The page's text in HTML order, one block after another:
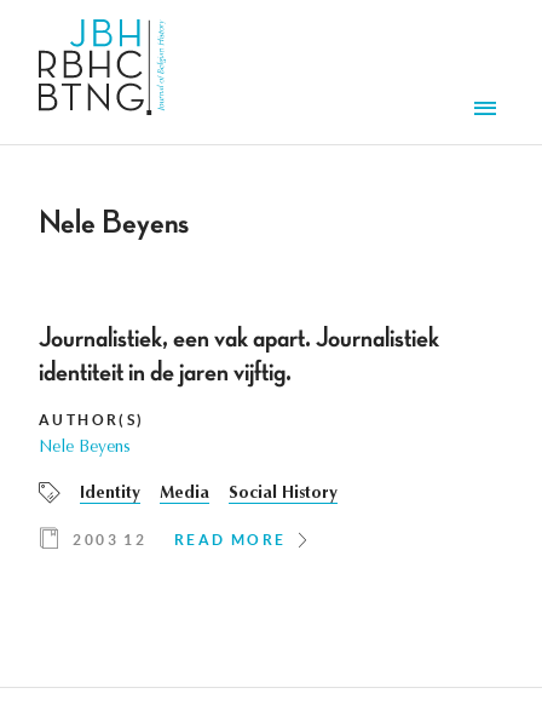
Nele Beyens
Journalistiek, een vak apart. Journalistiek
identiteit in de jaren vijftig.
AUTHOR(S)
Nele Beyens
Identity Media Social History
2003 12 READ MORE